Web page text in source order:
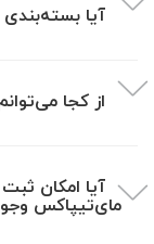
آیا
از کجا
آیا امکان
مای‌تیپاکس